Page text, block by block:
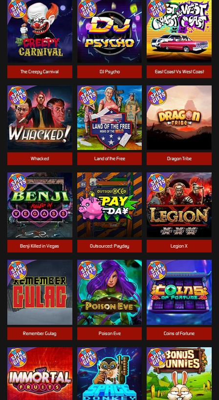
Outsourced: Payday
Land of the Free
Benji Killed in Vegas
Poison Eve
Dragon Tribe
Coins of Fortune
Legion X
DJ Psycho East Coast Vs West Coast
The Creepy Carnival
Whacked
Remember Gulag